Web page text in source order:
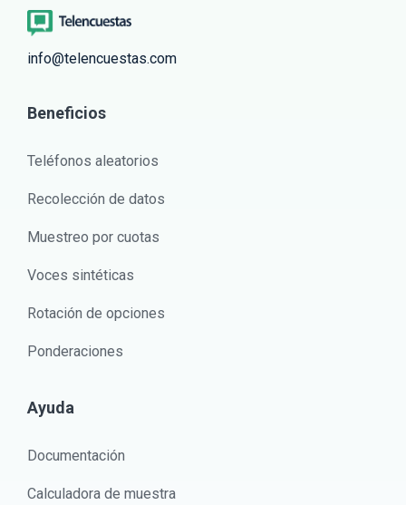
info@telencuestas.com
Beneficios
Teléfonos aleatorios
Recolección de datos
Muestreo por cuotas
Voces sintéticas
Rotación de opciones
Ponderaciones
Ayuda
Documentación
Calculadora de muestra